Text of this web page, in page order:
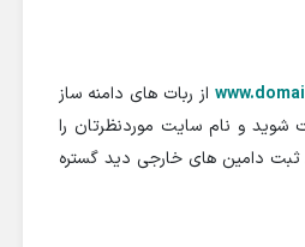
از ربات های دامنه ساز
شوید و نام سایت موردنظرتان را
ثبت دامین های خارجی دید گستره